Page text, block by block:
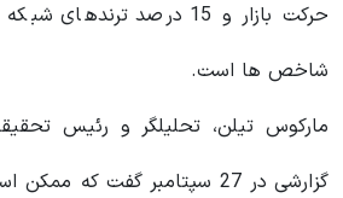
حرکت بازار و 15 درصد
شاخص ها است.
گزارشی در 27 سپتامبر گفت که